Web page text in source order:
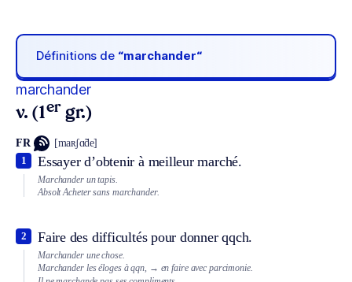
Définitions de “marchander“
marchander
v. (1er gr.)
FR [maʀʃɑ̃de]
Essayer d’obtenir à meilleur marché.
1
Marchander un tapis.
Absolt Acheter sans marchander.
Faire des difficultés pour donner qqch.
2
Marchander une chose.
Marchander les éloges à qqn, → en faire avec parcimonie.